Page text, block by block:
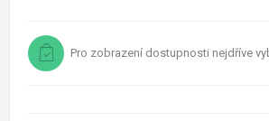
Pro zobrazení dostupnosti nejdříve